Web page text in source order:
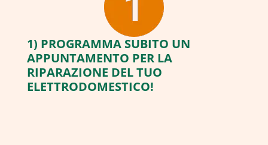
1) PROGRAMMA SUBITO UN
APPUNTAMENTO PER LA
RIPARAZIONE DEL TUO
ELETTRODOMESTICO!